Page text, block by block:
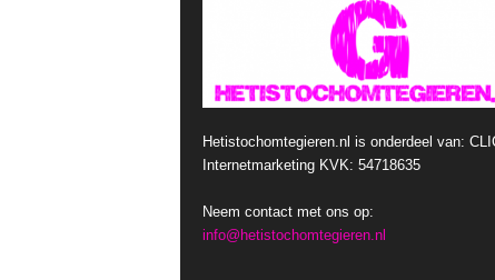
Hetistochomtegieren.nl is onderdeel van:
Internetmarketing KVK: 54718635
Neem contact met ons op:
info@hetistochomtegieren.nl